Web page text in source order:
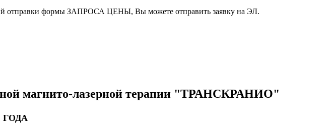
формы ЗАПРОСА ЦЕНЫ, Вы можете отправить заявку на ЭЛ.
магнито-лазерной терапии "ТРАНСКРАНИО"
ГОДА